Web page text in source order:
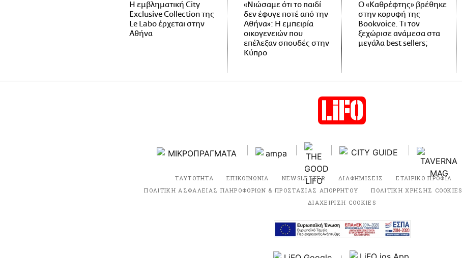
Η εμβληματική City
Exclusive Collection της
Le Labo έρχεται στην
Αθήνα
«Νιώσαμε ότι το παιδί
δεν έφυγε ποτέ από την
Αθήνα»: Η εμπειρία
οικογενειών που
επέλεξαν σπουδές στην
Κύπρο
Ο «Καθρέφτης» βρέθηκε
στην κορυφή της
Bookvoice. Τι τον
ξεχώρισε ανάμεσα στα
μεγάλα best sellers;
ΤΑΥΤΟΤΗΤΑ ΕΠΙΚΟΙΝΩΝΙΑ NEWSLETTER ΔΙΑΦΗΜΙΣΕΙΣ ΕΤΑΙΡΙΚΟ ΠΡΟΦΙΛ
ΠΟΛΙΤΙΚΗ ΑΣΦΑΛΕΙΑΣ ΠΛΗΡΟΦΟΡΙΩΝ & ΠΡΟΣΤΑΣΙΑΣ ΑΠΟΡΡΗΤΟΥ
ΠΟΛΙΤΙΚΗ ΧΡΗΣΗΣ COOKIES
ΔΙΑΧΕΙΡΙΣΗ COOKIES